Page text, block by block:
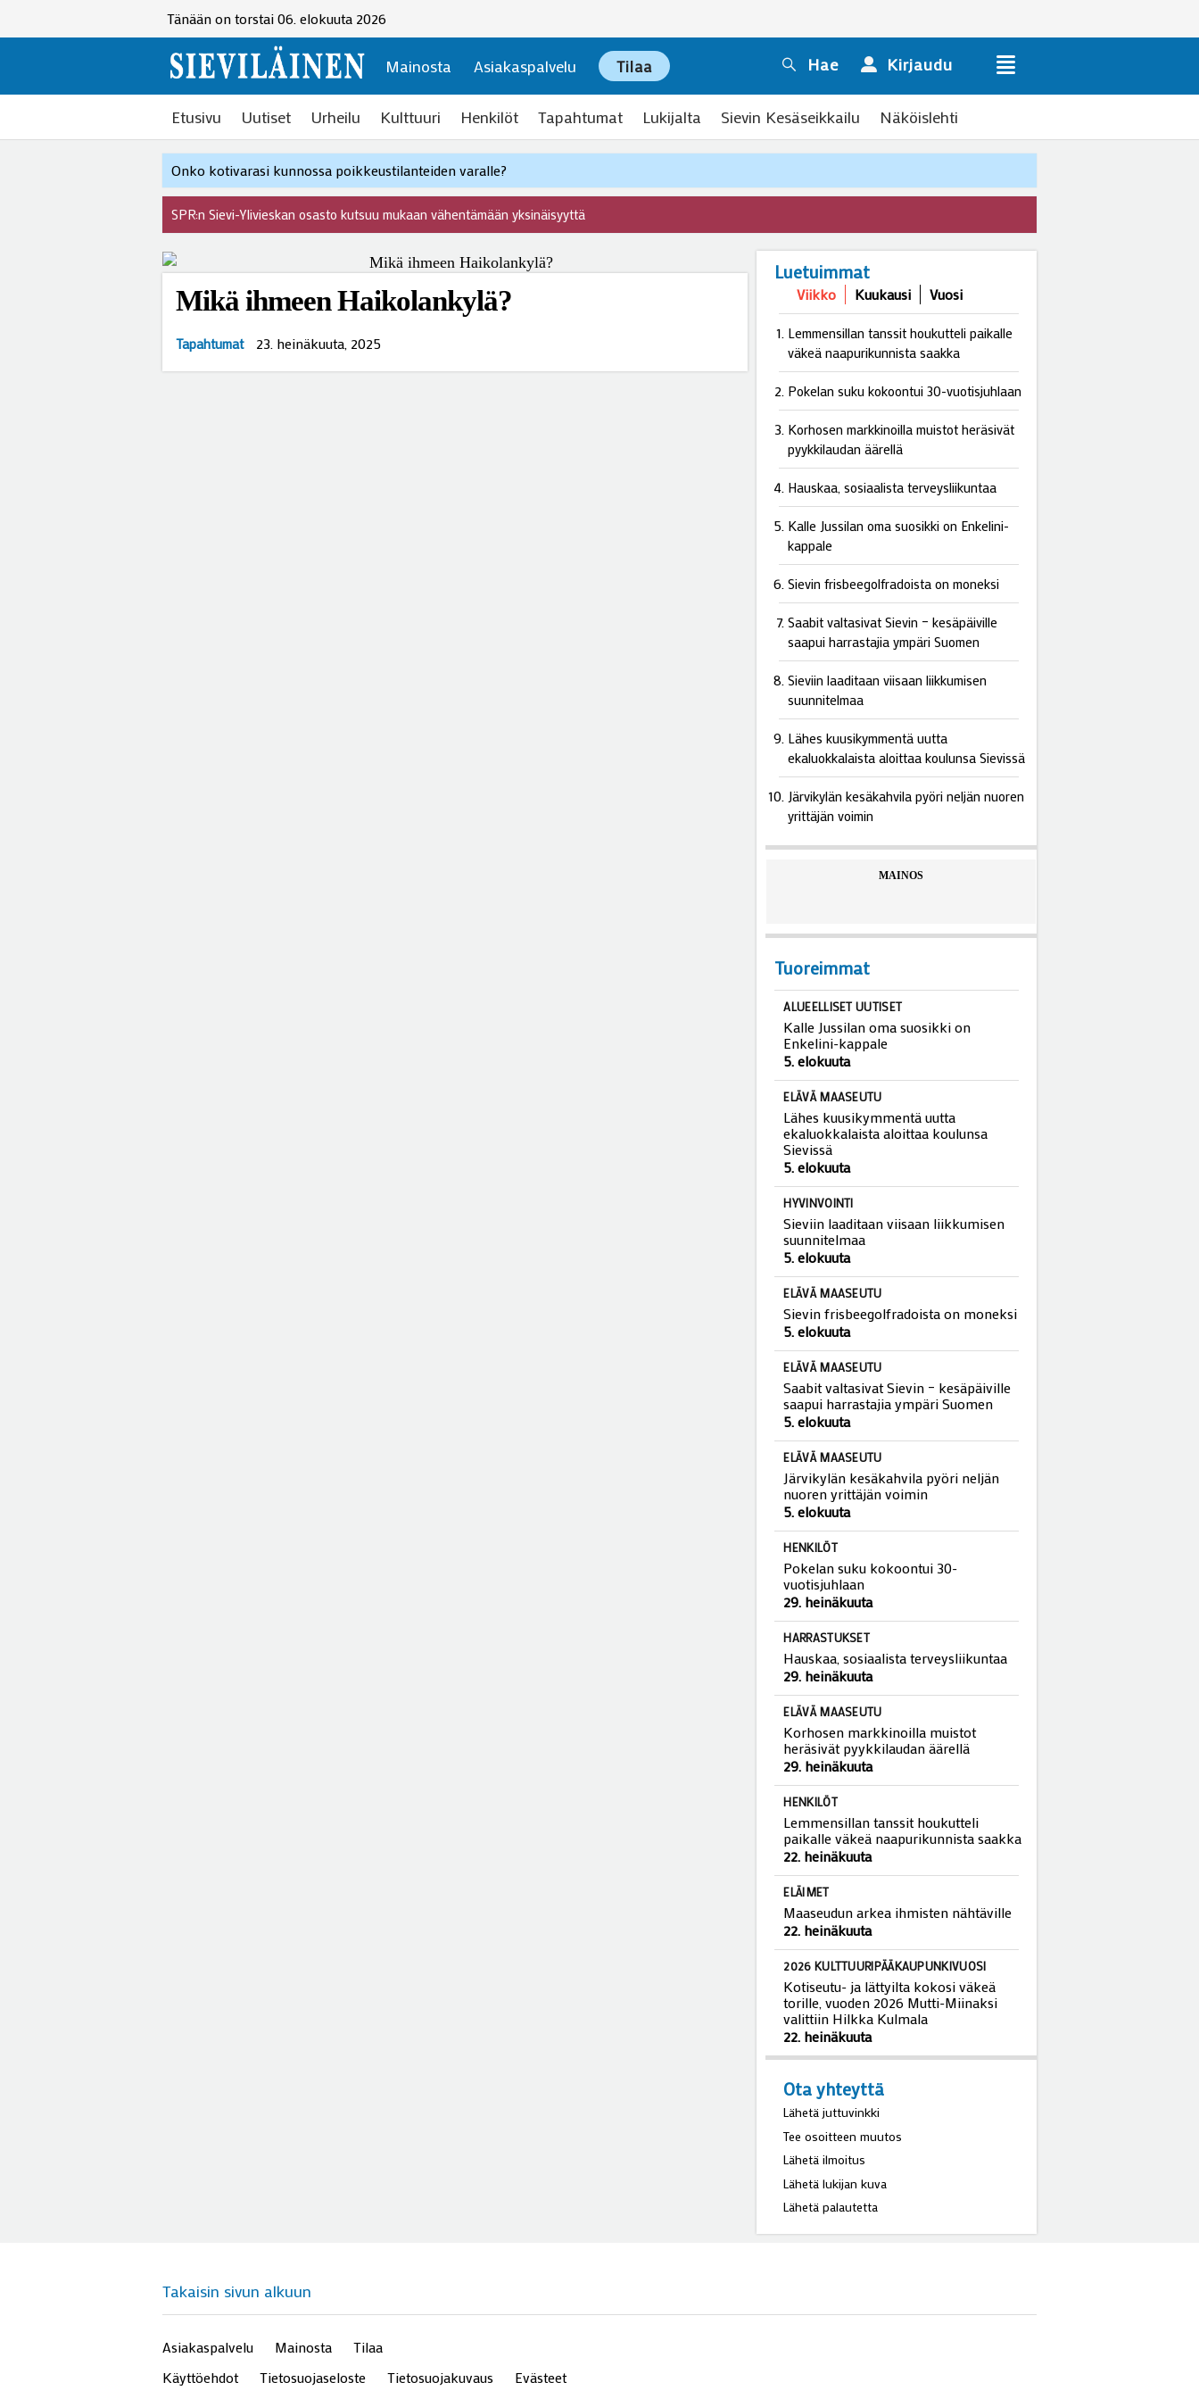
Tänään on torstai 06. elokuuta 2026
Mainosta Asiakaspalvelu Tilaa Hae Kirjaudu
Etusivu Uutiset Urheilu Kulttuuri Henkilöt Tapahtumat Lukijalta Sievin Kesäseikkailu Näköislehti
Onko kotivarasi kunnossa poikkeustilanteiden varalle?
SPR:n Sievi-Ylivieskan osasto kutsuu mukaan vähentämään yksinäisyyttä
Mikä ihmeen Haikolankylä?
Tapahtumat 23. heinäkuuta, 2025
Luetuimmat
Viikko Kuukausi Vuosi
Lemmensillan tanssit houkutteli paikalle
väkeä naapurikunnista saakka
Pokelan suku kokoontui 30-vuotisjuhlaan
Korhosen markkinoilla muistot heräsivät
pyykkilaudan äärellä
Hauskaa, sosiaalista terveysliikuntaa
Kalle Jussilan oma suosikki on Enkelini-
kappale
Sievin frisbeegolfradoista on moneksi
Saabit valtasivat Sievin – kesäpäiville
saapui harrastajia ympäri Suomen
Sieviin laaditaan viisaan liikkumisen
suunnitelmaa
Lähes kuusikymmentä uutta
ekaluokkalaista aloittaa koulunsa Sievissä
Järvikylän kesäkahvila pyöri neljän nuoren
yrittäjän voimin
MAINOS
Tuoreimmat
ALUEELLISET UUTISET
Kalle Jussilan oma suosikki on
Enkelini-kappale
5. elokuuta
ELÄVÄ MAASEUTU
Lähes kuusikymmentä uutta
ekaluokkalaista aloittaa koulunsa
Sievissä
5. elokuuta
HYVINVOINTI
Sieviin laaditaan viisaan liikkumisen
suunnitelmaa
5. elokuuta
ELÄVÄ MAASEUTU
Sievin frisbeegolfradoista on moneksi
5. elokuuta
ELÄVÄ MAASEUTU
Saabit valtasivat Sievin – kesäpäiville
saapui harrastajia ympäri Suomen
5. elokuuta
ELÄVÄ MAASEUTU
Järvikylän kesäkahvila pyöri neljän
nuoren yrittäjän voimin
5. elokuuta
HENKILÖT
Pokelan suku kokoontui 30-
vuotisjuhlaan
29. heinäkuuta
HARRASTUKSET
Hauskaa, sosiaalista terveysliikuntaa
29. heinäkuuta
ELÄVÄ MAASEUTU
Korhosen markkinoilla muistot
heräsivät pyykkilaudan äärellä
29. heinäkuuta
HENKILÖT
Lemmensillan tanssit houkutteli
paikalle väkeä naapurikunnista saakka
22. heinäkuuta
ELÄIMET
Maaseudun arkea ihmisten nähtäville
22. heinäkuuta
2026 KULTTUURIPÄÄKAUPUNKIVUOSI
Kotiseutu- ja lättyilta kokosi väkeä
torille, vuoden 2026 Mutti-Miinaksi
valittiin Hilkka Kulmala
22. heinäkuuta
Ota yhteyttä
Lähetä juttuvinkki
Tee osoitteen muutos
Lähetä ilmoitus
Lähetä lukijan kuva
Lähetä palautetta
Takaisin sivun alkuun
Asiakaspalvelu Mainosta
Tilaa
Käyttöehdot
Tietosuojaseloste Tietosuojakuvaus Evästeet